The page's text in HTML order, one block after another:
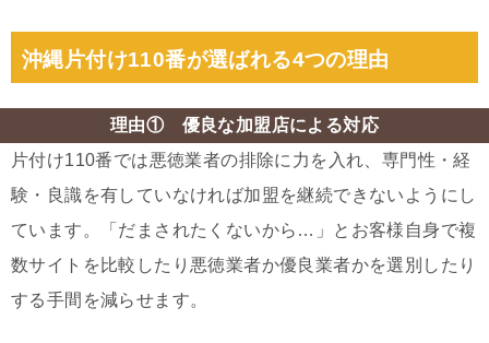
沖縄片付け110番が選ばれる4つの理由
理由① 優良な加盟店による対応
片付け110番では悪徳業者の排除に力を入れ、専門性・経
験・良識を有していなければ加盟を継続できないようにし
ています。「だまされたくないから…」とお客様自身で複
数サイトを比較したり悪徳業者か優良業者かを選別したり
する手間を減らせます。